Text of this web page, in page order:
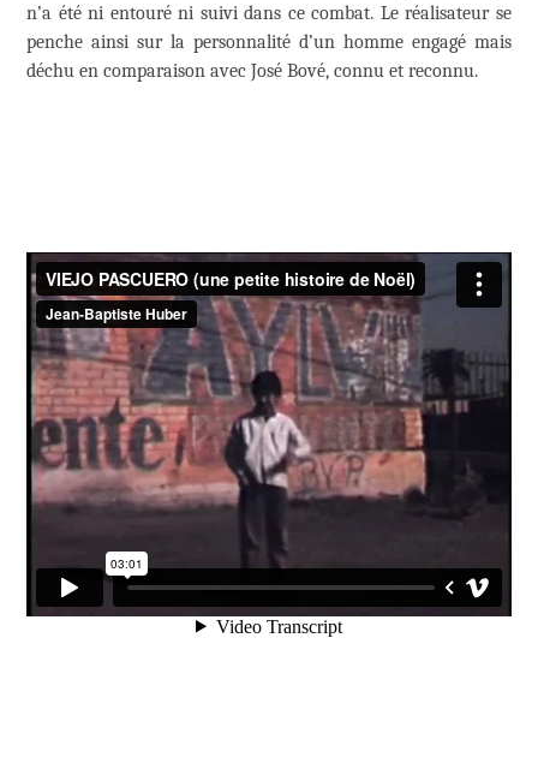
n’a été ni entouré ni suivi dans ce combat. Le réalisateur se
penche ainsi sur la personnalité d’un homme engagé mais
déchu en comparaison avec José Bové, connu et reconnu.